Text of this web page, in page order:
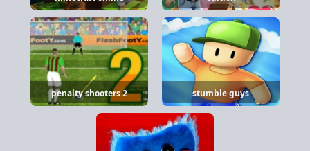
penalty shooters 2 stumble guys